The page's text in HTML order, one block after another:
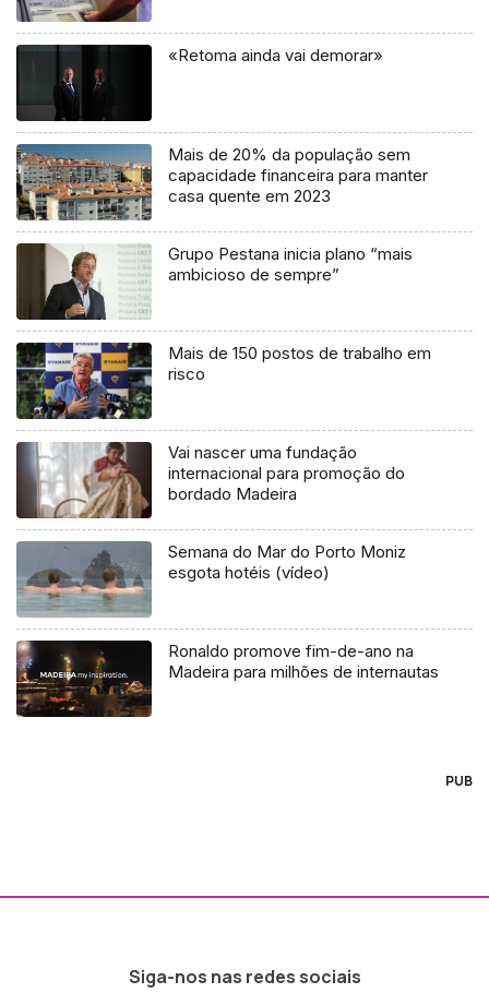
«Retoma ainda vai demorar»
Mais de 20% da população sem
capacidade financeira para manter
casa quente em 2023
Grupo Pestana inicia plano “mais
ambicioso de sempre”
Mais de 150 postos de trabalho em
risco
Vai nascer uma fundação
internacional para promoção do
bordado Madeira
Semana do Mar do Porto Moniz
esgota hotéis (vídeo)
Ronaldo promove fim-de-ano na
Madeira para milhões de internautas
PUB
Siga-nos nas redes sociais